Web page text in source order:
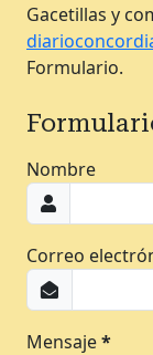
Gacetillas y
Formulario.
Nombre
Correo
Mensaje*